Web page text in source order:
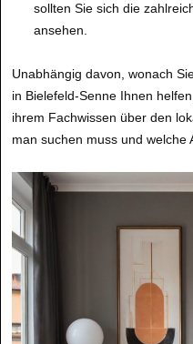
sollten Sie sich die
ansehen.
Unabhängig davon, wonach
in Bielefeld-Senne Ihnen
ihrem Fachwissen über den
man suchen muss und welche